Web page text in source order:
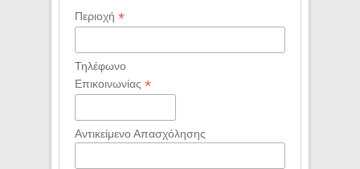
Περιοχή *
Τηλέφωνο
Επικοινωνίας *
Αντικείμενο Απασχόλησης